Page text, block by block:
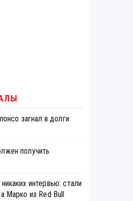
загнал в долги
получить
интервью: стали
Марко из Red Bull